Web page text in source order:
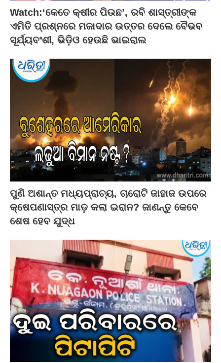
Watch:‘କେତେ କ୍ଷୀର ପିଉଛ’, ରବି ଶାସ୍ତ୍ରୀଙ୍କ
ଏମିତି ପ୍ରଶ୍ନରେ ମଜାଦାର ଉତ୍ତର ଦେଲେ ବୈଭବ
ସୂର୍ଯ୍ୟବଂଶୀ, ଭିଡ଼ିଓ ହେଉଛି ଭାଇରାଲ
ପୁଣି ଅଶାନ୍ତ ମଧ୍ୟପ୍ରାଚ୍ୟ, ଚାରୋଟି ଜାହାଜ ଉପରେ
କ୍ଷେପଣାସ୍ତ୍ର ମାଡ଼ କଲା ଇରାନ? ଜାଣନ୍ତୁ କେବେ
ଶେଷ ହେବ ଯୁଦ୍ଧ